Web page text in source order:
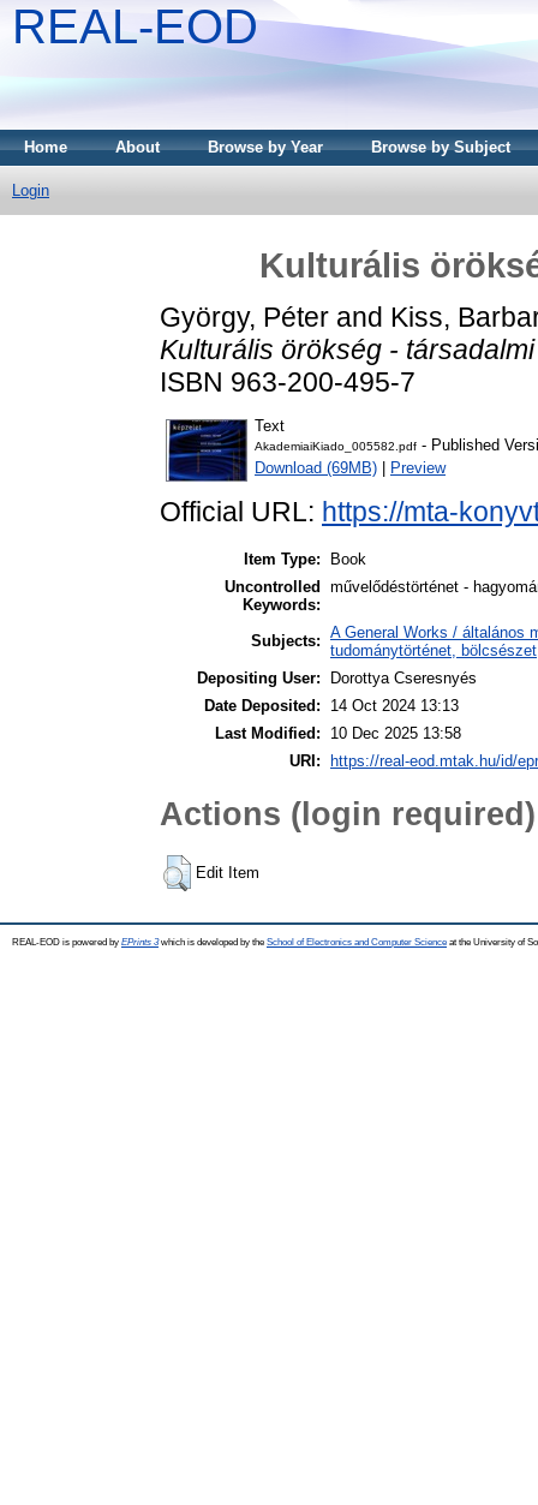
REAL-EOD
Home About Browse by Year Browse by Subject
Login
Kulturális
György, Péter and Kiss,
Kulturális örökség -
ISBN 963-200-495-7
Text
AkademiaiKiado_005582.pdf - Published
Download (69MB)
Preview
Official URL: https://mta-
Item Type:
Book
Uncontrolled
Keywords:
művelődéstörténet -
Subjects: A General Works / általános
tudománytörténet, bölcsészet
Depositing User:
Dorottya Cseresnyés
Date Deposited:
14 Oct 2024 13:13
Last Modified:
10 Dec 2025 13:58
URI:
https://real-eod.mtak.hu/id/
Actions (login required)
Edit Item
REAL-EOD is powered by EPrints 3which is developed by the School of Electronics and Computer Science at the University of